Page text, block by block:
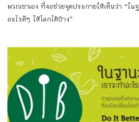
พวกเขาเอง ที่จะช่วยจุดประกายให้เห็นว่า “ใน
อะไรดีๆ ให้โลกได้บ้าง”